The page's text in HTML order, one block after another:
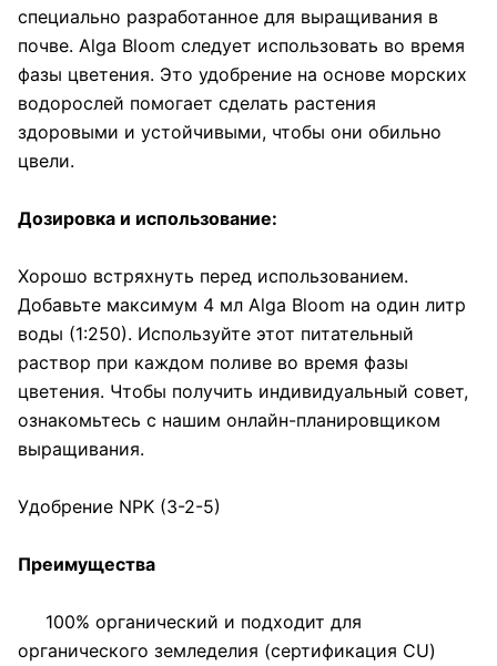
специально разработанное для выращивания в
почве. Alga Bloom следует использовать во время
фазы цветения. Это удобрение на основе морских
водорослей помогает сделать растения
здоровыми и устойчивыми, чтобы они обильно
цвели.
Дозировка и использование:
Хорошо встряхнуть перед использованием.
Добавьте максимум 4 мл Alga Bloom на один литр
воды (1:250). Используйте этот питательный
раствор при каждом поливе во время фазы
цветения. Чтобы получить индивидуальный совет,
ознакомьтесь с нашим онлайн-планировщиком
выращивания.
Удобрение NPK (3-2-5)
Преимущества
100% органический и подходит для
органического земледелия (сертификация CU)